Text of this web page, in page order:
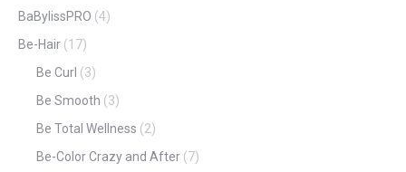
BaBylissPRO (4)
Be-Hair (17)
Be Curl (3)
Be Smooth (3)
Be Total Wellness (2)
Be-Color Crazy and After (7)